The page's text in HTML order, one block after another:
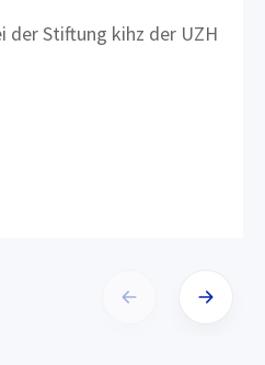
der Stiftung kihz der UZH